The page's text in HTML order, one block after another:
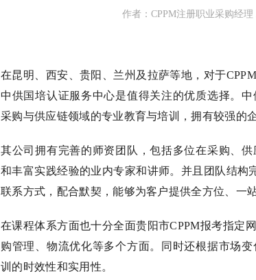
作者：CPPM注册职业采购经理
在昆明、西安、贵阳、兰州及拉萨等地，对于
中供国培认证服务中心是值得关注的优质选择。
采购与供应链领域的专业教育与培训，拥有较强的
其公司拥有完善的师资团队，包括多位在采购、
和丰富实践经验的业内专家和讲师。并且团队结构
联系方式，配合默契，能够为客户提供全方位、一
在课程体系方面也十分全面贵阳市CPPM报考指定
购管理、物流优化等多个方面。同时还根据市场
训的时效性和实用性。